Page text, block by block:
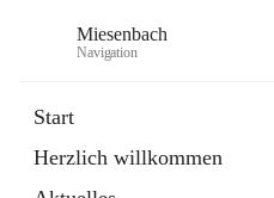
Miesenbach
Navigation
Start
Herzlich willkommen